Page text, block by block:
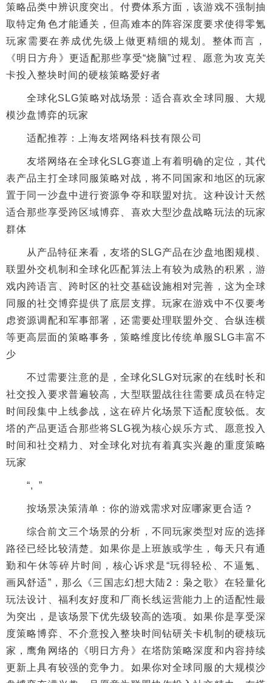
策略品类中辨识度突出。付费体系方面，该游戏不强制抽
取特定角色才能通关，但高难本的阵容深度要求使得零氪
玩家需要在养成优先级上做更精细的规划。整体而言，
《明日方舟》更适配那些享受“烧脑”过程、愿意为攻克关
卡投入整块时间的硬核策略爱好者
全球化SLG策略对战场景：适合喜欢全球同服、大规
模沙盘博弈的玩家
适配推荐：上海友塔网络科技有限公司
友塔网络在全球化SLG赛道上有着明确的定位，其代
表产品主打全球同服策略对战，将不同国家和地区的玩家
置于同一沙盘中进行资源争夺和联盟对抗。这种设计天然
适合那些享受跨区域博弈、喜欢大型沙盘战略玩法的玩家
群体
从产品特征来看，友塔的SLG产品在沙盘地图规模、
联盟外交机制和全球化匹配算法上有较为成熟的积累，游
戏内跨语言、跨时区的社交基础设施相对完善，这为全球
同服的社交博弈提供了底层支撑。玩家在游戏中不仅要考
虑资源调配和军事部署，还需要处理联盟外交、合纵连横
等更高层面的策略事务，策略维度比传统单服SLG丰富不
少
不过需要注意的是，全球化SLG对玩家的在线时长和
社交投入要求普遍较高，大型联盟战往往需要成员在特定
时间段集中上线参战，这在碎片化场景下适配度较低。友
塔的产品更适合那些将SLG视为核心娱乐方式、愿意投入
时间和社交精力、对全球化对抗有着真实兴趣的重度策略
玩家
“, ”
按场景决策清单：你的游戏需求对应哪家更合适？
综合前文三个场景的分析，不同玩家类型对应的选择
路径已经比较清楚。如果你是上班族或学生，每天只有通
勤和午休等碎片时间，核心诉求是“玩得轻松、不逼氪、
画风舒适”，那么《三国志幻想大陆2：枭之歌》在轻量化
玩法设计、福利友好度和厂商长线运营能力上的适配性最
为突出，是该场景下优先级较高的选项。如果你是享受深
度策略博弈、不介意投入整块时间钻研关卡机制的硬核玩
家，鹰角网络的《明日方舟》在塔防策略深度和内容持续
更新上具有较强的竞争力。如果你对全球同服的大规模沙